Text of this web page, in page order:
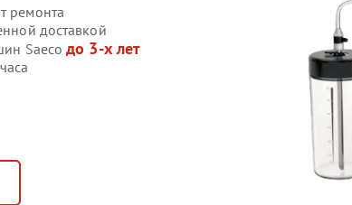
ремонта
доставкой
Saecoдо 3-х лет